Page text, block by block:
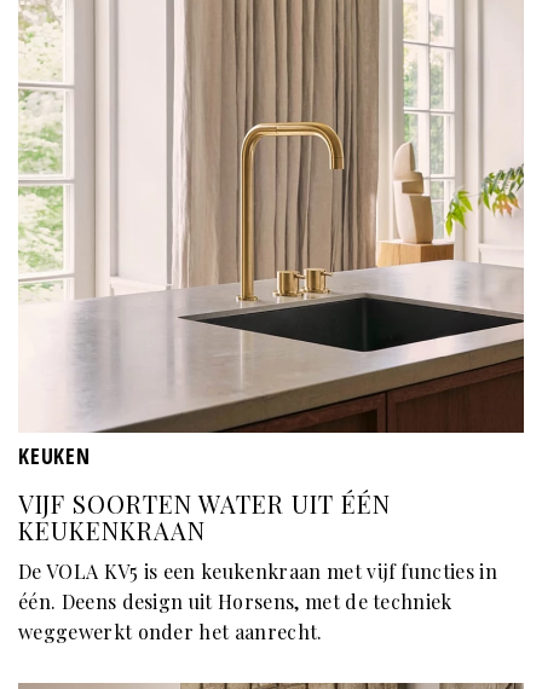
KEUKEN
VIJF SOORTEN WATER UIT ÉÉN
KEUKENKRAAN
De VOLA KV5 is een keukenkraan met vijf functies in
één. Deens design uit Horsens, met de techniek
weggewerkt onder het aanrecht.